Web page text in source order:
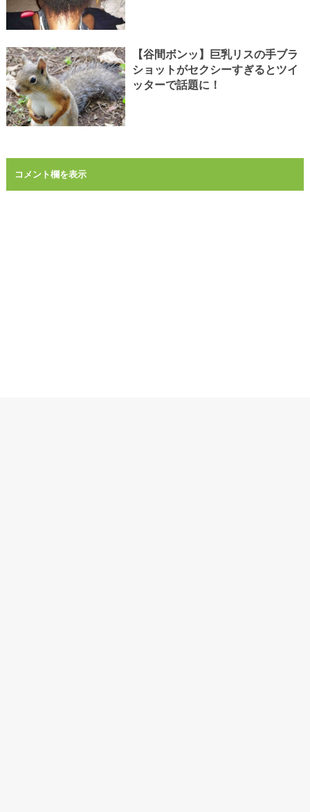
【谷間ボンッ】巨乳リスの手ブラ
ショットがセクシーすぎるとツイ
ッターで話題に！
コメント欄を表示